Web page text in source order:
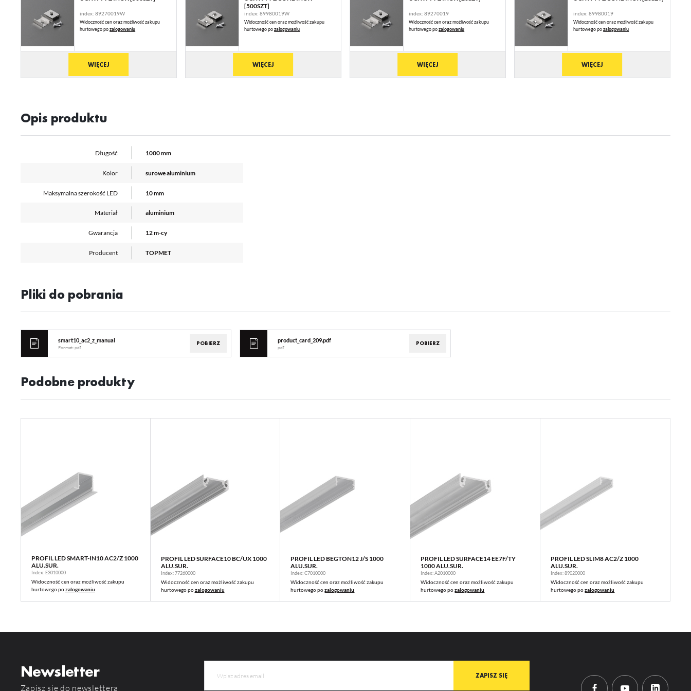
index: 89270019W
Widoczność cen oraz możliwość zakupu
hurtowego pozalogowaniu
WIĘCEJ
[500SZT]
index: 89980019W
Widoczność cen oraz możliwość zakupu
hurtowego pozalogowaniu
WIĘCEJ
index: 89270019
Widoczność cen oraz możliwość zakupu
hurtowego pozalogowaniu
WIĘCEJ
index: 89980019
Widoczność cen oraz możliwość zakupu
hurtowego pozalogowaniu
WIĘCEJ
Opis produktu
Długość 1000 mm
Kolor surowe aluminium
Maksymalna szerokość LED 10 mm
Materiał aluminium
Gwarancja 12 m-cy
Producent TOPMET
Pliki do pobrania
smart10_ac2_z_manual
Format:pdf
POBIERZ product_card_209.pdf
pdf
POBIERZ
Podobne produkty
WIĘCEJ
PROFIL LED SMART-IN10 AC2/Z 1000
ALU.SUR.
Index: E3010000
Widoczność cen oraz możliwość zakupu
hurtowego pozalogowaniu
WIĘCEJ
PROFIL LED SURFACE10 BC/UX 1000
ALU.SUR.
Index: 77260000
Widoczność cen oraz możliwość zakupu
hurtowego pozalogowaniu
WIĘCEJ
PROFIL LED BEGTON12 J/S 1000
ALU.SUR.
Index: C7010000
Widoczność cen oraz możliwość zakupu
hurtowego pozalogowaniu
WIĘCEJ
PROFIL LED SURFACE14 EE7F/TY
1000 ALU.SUR.
Index: A2010000
Widoczność cen oraz możliwość zakupu
hurtowego pozalogowaniu
WIĘCEJ
PROFIL LED SLIM8 AC2/Z 1000
ALU.SUR.
Index: 89020000
Widoczność cen oraz możliwość zakupu
hurtowego pozalogowaniu
Newsletter
Zapisz się do newslettera
Analityczne
Analityczne pliki cookies pomagają nam rozwijać się i dostosowywać do Twoich potrzeb.
internetowej, miejsca oraz częstotliwości, z jaką odwiedzane są nasze serwisy www. Dane pozwalają
użytkowników. Zgromadzone informacje są przetwarzane w formie zanonimizowanej. Wyrażenie
Reklamowe
ODRZUĆ WSZYSTKIE